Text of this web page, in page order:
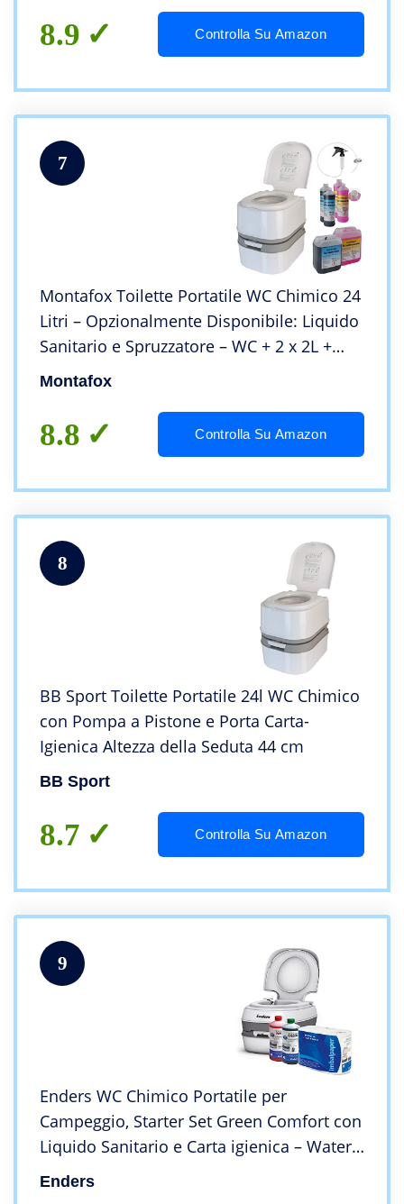
8.9 Controlla Su Amazon
7
Montafox Toilette Portatile WC Chimico 24
Litri – Opzionalmente Disponibile: Liquido
Sanitario e Spruzzatore – WC + 2 x 2L +
Polizia siringa
Montafox
8.8 Controlla Su Amazon
8
BB Sport Toilette Portatile 24l WC Chimico
con Pompa a Pistone e Porta Carta-
Igienica Altezza della Seduta 44 cm
BB Sport
8.7 Controlla Su Amazon
9
Enders WC Chimico Portatile per
Campeggio, Starter Set Green Comfort con
Liquido Sanitario e Carta igienica – Water
Portatile, WC da Campeggio, WC Camper,
Enders